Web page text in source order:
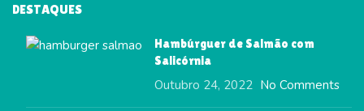
DESTAQUES
Hambúrguer de Salmão com
Salicórnia
Outubro 24, 2022 No Comments